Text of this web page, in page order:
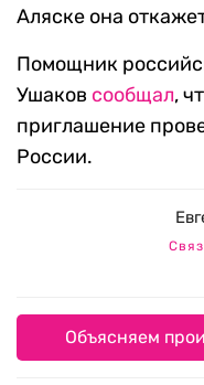
Аляске она
Помощник
Ушаков сообщал,
приглашение
России.
Объясняем